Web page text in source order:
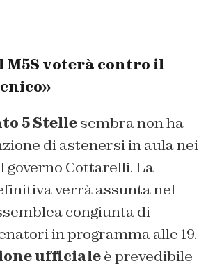
M5S voterà contro il
5 Stellesembra non ha
di astenersi in aula nei
governo Cottarelli. La
verrà assunta nel
congiunta di
in programma alle 19.
ufficialeè prevedibile